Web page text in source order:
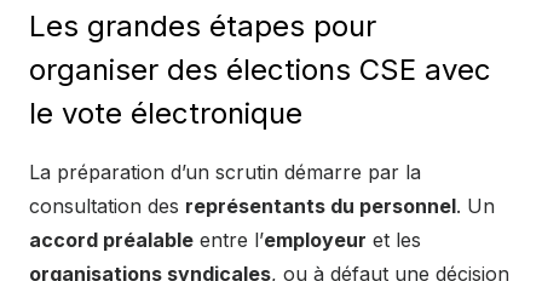
Les grandes étapes pour
organiser des élections CSE avec
le vote électronique
La préparation d’un scrutin démarre par la
consultation des représentants du personnel. Un
accord préalable entre l’employeur et les
organisations syndicales, ou à défaut une décision